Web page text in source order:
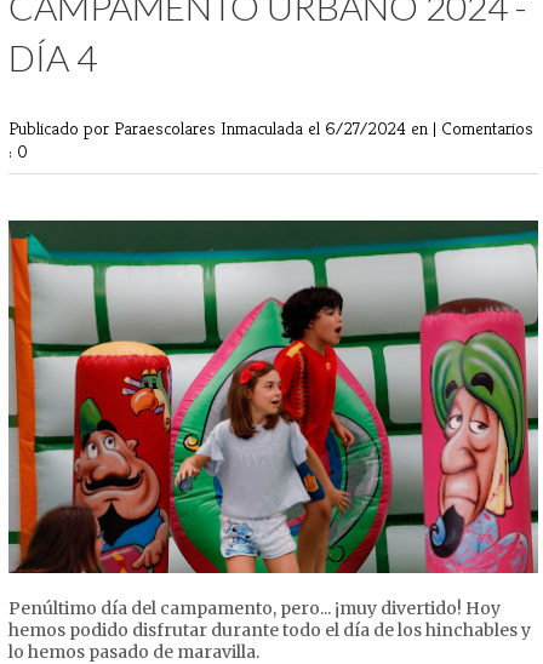
DÍA 4
Publicado por Paraescolares Inmaculada el 6/27/2024 en | Comentarios
: 0
Penúltimo día del campamento, pero... ¡muy divertido! Hoy
hemos podido disfrutar durante todo el día de los hinchables y
lo hemos pasado de maravilla.